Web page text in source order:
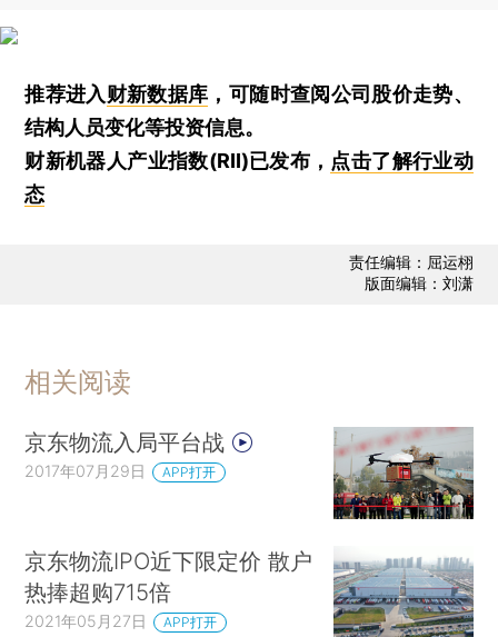
推荐进入财新数据库 ，可随时查阅公司股价走势、
结构人员变化等投资信息。
财新机器人产业指数(RII)已发布， 点击了解行业动
态
责任编辑：屈运栩
版面编辑：刘潇
相关阅读
京东物流入局平台战
2017年07月29日 APP打开
京东物流IPO近下限定价 散户
热捧超购715倍
2021年05月27日 APP打开